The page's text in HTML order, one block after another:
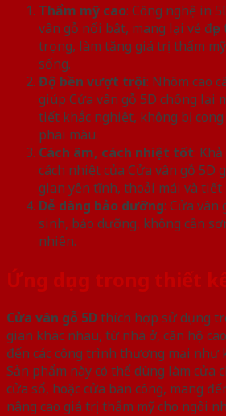
Thẩm mỹ cao: Công nghệ in
vân gỗ nổi bật, mang lại vẻ
trọng, làm tăng giá trị thẩm
sống.
Độ bền vượt trội: Nhôm cao
giúp Cửa vân gỗ 5D chống lại
tiết khắc nghiệt, không bị
phai màu.
Cách âm, cách nhiệt tốt:
cách nhiệt của Cửa vân gỗ 5D
gian yên tĩnh, thoải mái và
Dễ dàng bảo dưỡng: Cửa vân
sinh, bảo dưỡng, không cần
nhiên.
Ứng dụng trong thiết
Cửa vân gỗ 5Dthích hợp sử dụng
gian khác nhau, từ nhà ở, căn hộ
đến các công trình thương mại như
Sản phẩm này có thể dùng làm cửa
cửa sổ, hoặc cửa ban công, mang
nâng cao giá trị thẩm mỹ cho ngôi